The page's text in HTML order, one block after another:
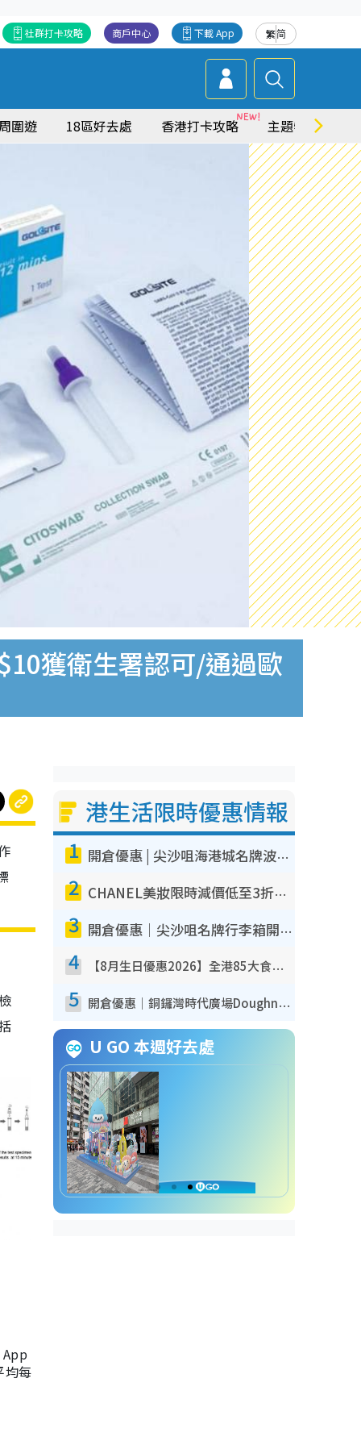
繁简
下載 App
商戶中心
社群打卡攻略
圍遊 18區好去處 香港打卡攻略 主題特集
獲衛生署認可/通過歐
均每
港生活限時優惠情報
1 開倉優惠 | 尖沙咀海港城名牌波鞋開倉低至1折！On鞋$899起／Joy&Peace鞋履$98起
2 CHANEL美妝限時減價低至3折！人氣粉底/唇膏/精華液低至$275！COCO香水都有平
3 開倉優惠｜尖沙咀名牌行李箱開倉低至4折！一連5日 American Tourister/ace./Hallmark $200起！
4 【8月生日優惠2026】全港85大食買玩著數攻略 自助餐/火鍋放題同行免費＋誠品/DONKI送現金券
5 開倉優惠｜銅鑼灣時代廣場Doughnut/Campo Marzio開倉低至1折！背囊、書包、手袋劈價$200起
U GO 本週好去處